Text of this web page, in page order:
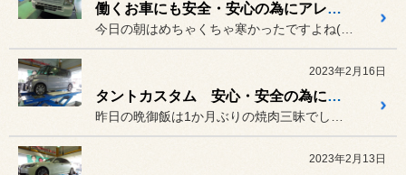
働くお車にも安全・安心の為にアレの取り付け！
2023年2月16日
タントカスタム 安心・安全の為にタイヤ交換！
2023年2月13日